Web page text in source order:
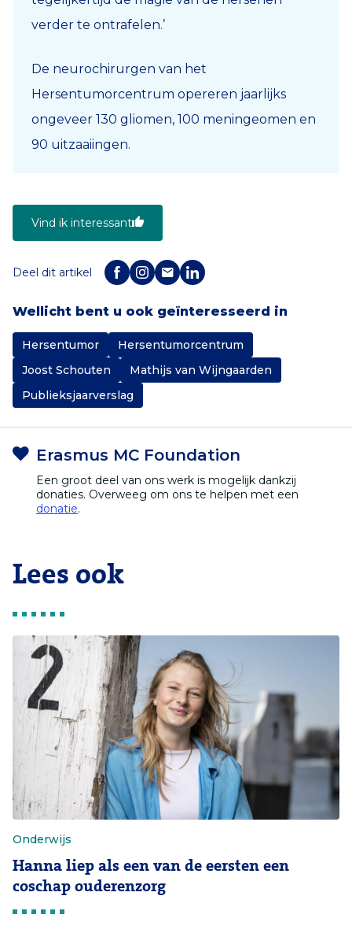
verder te ontrafelen.’
De neurochirurgen van het
Hersentumorcentrum opereren jaarlijks
ongeveer 130 gliomen, 100 meningeomen en
90 uitzaaiingen.
Vind ik interessant
Deel dit artikel
Wellicht bent u ook geïnteresseerd in
Hersentumor
Hersentumorcentrum
Joost Schouten
Mathijs van Wijngaarden
Publieksjaarverslag
Erasmus MC Foundation
Een groot deel van ons werk is mogelijk dankzij
donaties. Overweeg om ons te helpen met een
donatie.
Lees ook
Onderwijs
Hanna liep als een van de eersten een
coschap ouderenzorg